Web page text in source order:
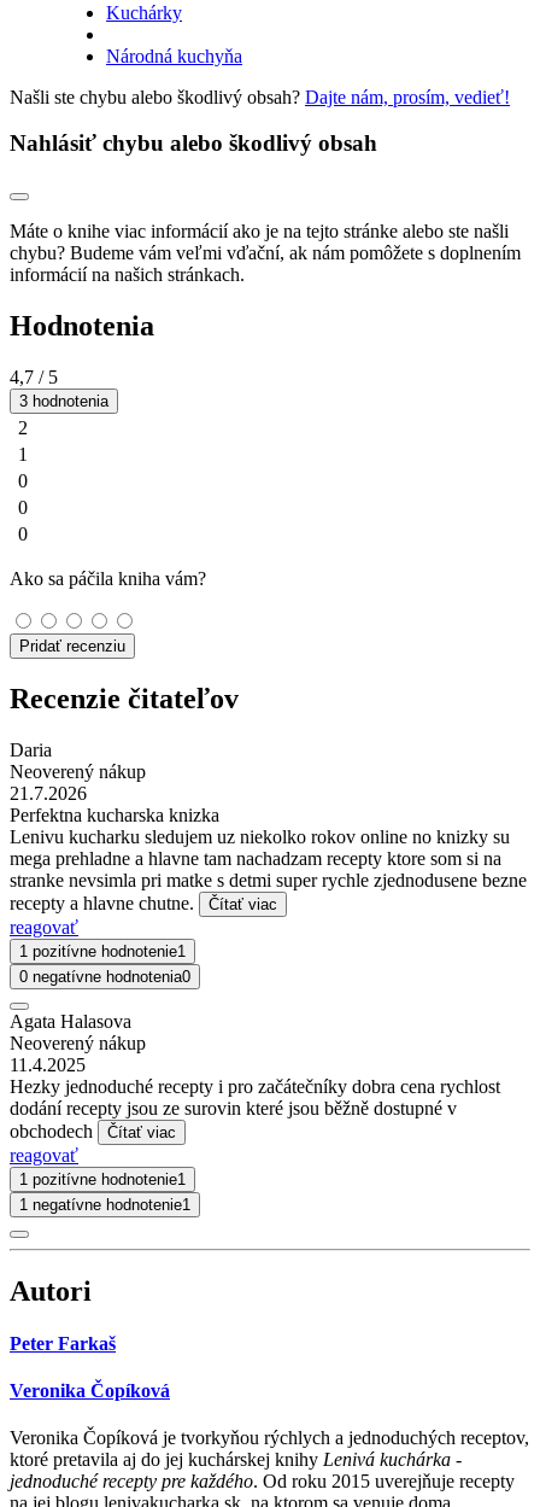
Kuchárky
Národná kuchyňa
Našli ste chybu alebo škodlivý obsah? Dajte nám, prosím, vedieť!
Nahlásiť chybu alebo škodlivý obsah
Máte o knihe viac informácií ako je na tejto stránke alebo ste našli
chybu? Budeme vám veľmi vďační, ak nám pomôžete s doplnením
informácií na našich stránkach.
Hodnotenia
4,7 / 5
3 hodnotenia
2
1
0
0
0
Ako sa páčila kniha vám?
Pridať recenziu
Recenzie čitateľov
Daria
Neoverený nákup
21.7.2026
Perfektna kucharska knizka
Lenivu kucharku sledujem uz niekolko rokov online no knizky su
mega prehladne a hlavne tam nachadzam recepty ktore som si na
stranke nevsimla pri matke s detmi super rychle zjednodusene bezne
recepty a hlavne chutne.
Čítať viac
reagovať
1 pozitívne hodnotenie1
0 negatívne hodnotenia0
Agata Halasova
Neoverený nákup
11.4.2025
Hezky jednoduché recepty i pro začátečníky dobra cena rychlost
dodání recepty jsou ze surovin které jsou běžně dostupné v
obchodech
Čítať viac
reagovať
1 pozitívne hodnotenie1
1 negatívne hodnotenie1
Autori
Peter Farkaš
Veronika Čopíková
Veronika Čopíková je tvorkyňou rýchlych a jednoduchých receptov,
ktoré pretavila aj do jej kuchárskej knihy Lenivá kuchárka -
jednoduché recepty pre každého. Od roku 2015 uverejňuje recepty